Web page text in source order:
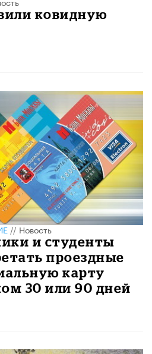
ковидную
//Новость
и студенты
проездные
карту
30 или 90 дней